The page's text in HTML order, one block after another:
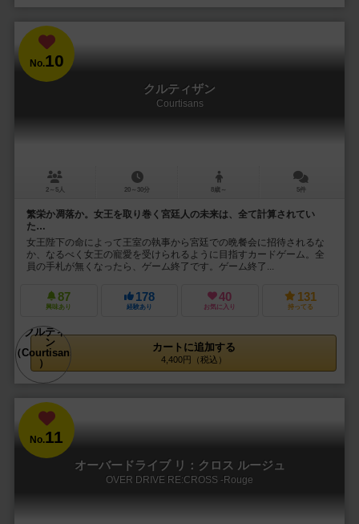
No.10
クルティザン
Courtisans
2～5人 20～30分 8歳～ 5件
繁栄か凋落か。女王を取り巻く宮廷人の未来は、全て計算されてい
た…
女王陛下の命によって王室の執事から宮廷での晩餐会に招待されるな
か、なるべく女王の寵愛を受けられるように目指すカードゲーム。全
員の手札が無くなったら、ゲーム終了です。ゲーム終了...
87
興味あり
178
経験あり
40
お気に入り
131
持ってる
カートに追加する
4,400円（税込）
No.11
オーバードライブ リ：クロス ルージュ
OVER DRIVE RE:CROSS -Rouge